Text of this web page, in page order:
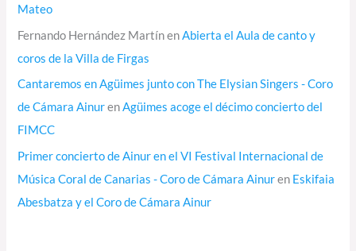
Mateo
Fernando Hernández MartínenAbierta el Aula de canto y
coros de la Villa de Firgas
Cantaremos en Agüimes junto con The Elysian Singers - Coro
de Cámara AinurenAgüimes acoge el décimo concierto del
FIMCC
Primer concierto de Ainur en el VI Festival Internacional de
Música Coral de Canarias - Coro de Cámara Ainuren Eskifaia
Abesbatza y el Coro de Cámara Ainur